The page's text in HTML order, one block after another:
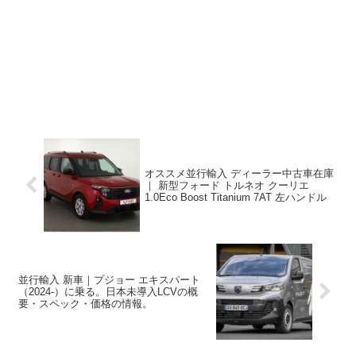
オススメ並行輸入 ディーラー中古車在庫
｜ 新型フォード トルネオ クーリエ
1.0Eco Boost Titanium 7AT 左ハンドル
並行輸入 新車｜プジョー エキスパート
（2024-）に乗る。日本未導入LCVの概
要・スペック・価格の情報。